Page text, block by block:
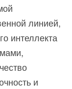
линией,
интеллекта
и